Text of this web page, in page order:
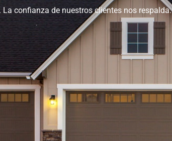
confianza de nuestros clientes nos respalda.